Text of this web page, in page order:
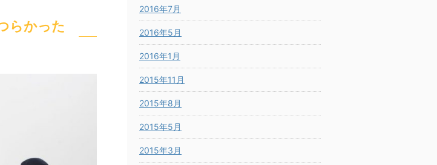
らかった
2016年7月
2016年5月
2016年1月
2015年11月
2015年8月
2015年5月
2015年3月